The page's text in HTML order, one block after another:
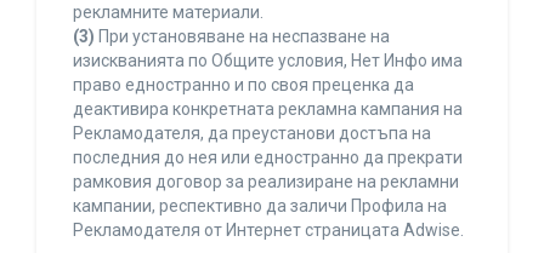
рекламните материали.
(3) При установяване на неспазване на
изискванията по Общите условия, Нет Инфо има
право едностранно и по своя преценка да
деактивира конкретната рекламна кампания на
Рекламодателя, да преустанови достъпа на
последния до нея или едностранно да прекрати
рамковия договор за реализиране на рекламни
кампании, респективно да заличи Профила на
Рекламодателя от Интернет страницата Adwise.